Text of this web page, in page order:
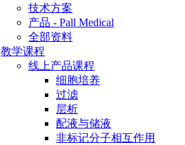
技术方案
产品 - Pall Medical
全部资料
教学课程
线上产品课程
细胞培养
过滤
层析
配液与储液
非标记分子相互作用